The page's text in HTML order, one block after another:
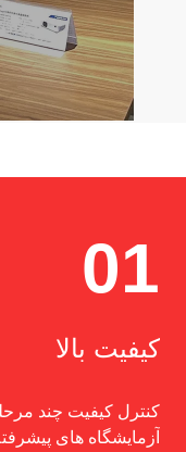
01
کیفیت بالا
کنترل کیفیت چند
آزمایشگاه های